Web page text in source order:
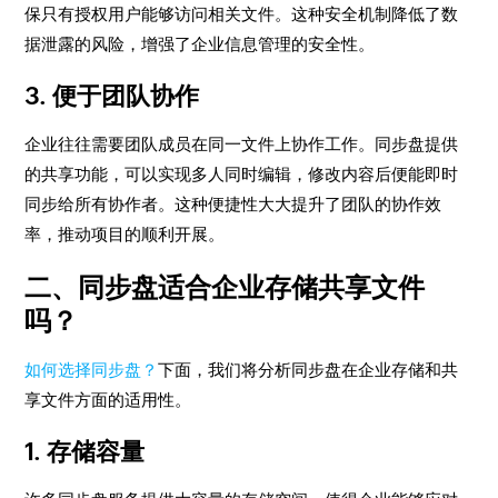
保只有授权用户能够访问相关文件。这种安全机制降低了数
据泄露的风险，增强了企业信息管理的安全性。
3. 便于团队协作
企业往往需要团队成员在同一文件上协作工作。同步盘提供
的共享功能，可以实现多人同时编辑，修改内容后便能即时
同步给所有协作者。这种便捷性大大提升了团队的协作效
率，推动项目的顺利开展。
二、同步盘适合企业存储共享文件
吗？
如何选择同步盘？下面，我们将分析同步盘在企业存储和共
享文件方面的适用性。
1. 存储容量